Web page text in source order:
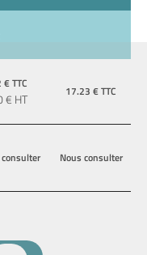
€ TTC
€ HT 17.23 € TTC
Nous consulter